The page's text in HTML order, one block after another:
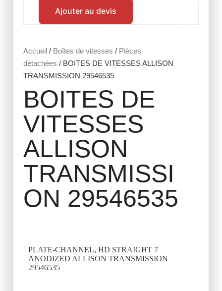
Accueil/ Boîtes de vitesses / Pièces
détachées / BOITES DE VITESSES ALLISON
TRANSMISSION 29546535
BOITES DE
VITESSES
ALLISON
TRANSMISSI
ON 29546535
PLATE-CHANNEL, HD STRAIGHT 7
ANODIZED ALLISON TRANSMISSION
29546535
Ajouter au devis